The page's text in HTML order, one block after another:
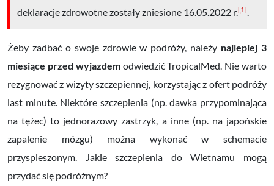
deklaracje zdrowotne zostały zniesione 16.05.2022 r.[1]
Żeby zadbać o swoje zdrowie w podróży, należy najlepiej 3
miesiące przed wyjazdemodwiedzić TropicalMed. Nie warto
rezygnować z wizyty szczepiennej, korzystając z ofert podróży
last minute. Niektóre szczepienia (np. dawka przypominająca
na tężec) to jednorazowy zastrzyk, a inne (np. na japońskie
zapalenie mózgu) można wykonać w schemacie
przyspieszonym. Jakie szczepienia do Wietnamu mogą
przydać się podróżnym?